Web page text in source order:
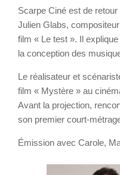
Scarpe Ciné est de
Julien Glabs,
film « Le test ». Il
la conception des
Le réalisateur et
film « Mystère » au
Avant la projection,
son premier court-
Émission avec Carole,